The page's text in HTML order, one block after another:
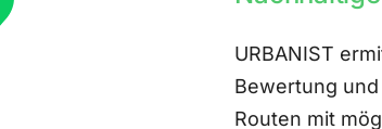
URBANIST
Bewertung
Routen mit